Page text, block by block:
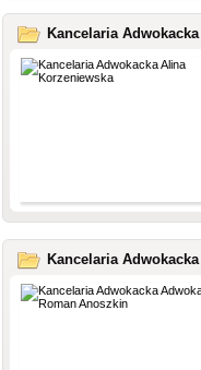
Kancelaria
Kancelaria